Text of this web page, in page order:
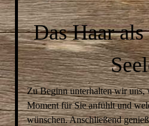
Das Haar
Zu Beginn unterhalten wir uns,
Moment für Sie anfühlt und
wünschen. Anschließend